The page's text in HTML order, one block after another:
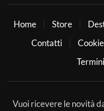
Home Store
Contatti
Vuoi ricevere le novità